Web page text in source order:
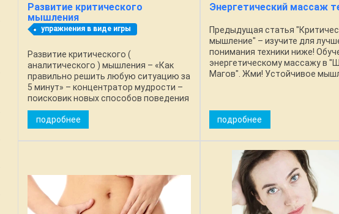
Развитие критического
мышления
упражнения в виде игры
Развитие критического (
аналитического ) мышления – «Как
правильно решить любую ситуацию за
5 минут» – концентратор мудрости –
поисковик новых способов поведения
и генерации креативных идей
Критическое мышление —
используется для анализа вещей и ...
подробнее
Энергетический массаж
Предыдущая статья
мышление" – изучите для
понимания техники ниже!
энергетическому массажу в
Магов". Жми! Устойчивое
подробнее